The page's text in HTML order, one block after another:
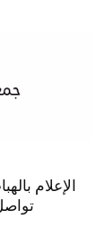
الإعلام
تواصل